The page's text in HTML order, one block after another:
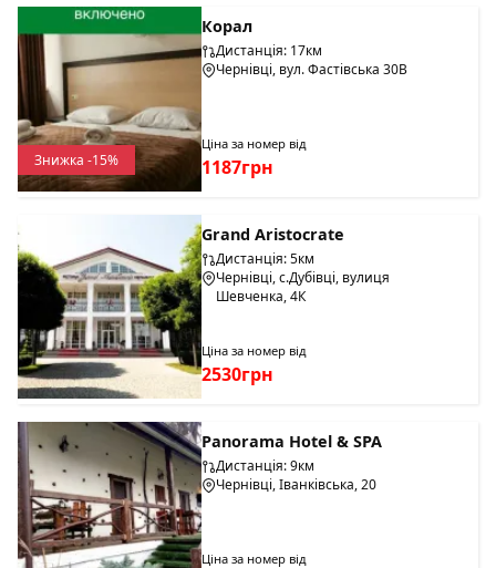
Знижка -15%
Корал
Дистанція: 17км
Чернівці, вул. Фастівська 30В
Ціна за номер від
1187грн
Grand Aristocrate
Дистанція: 5км
Чернівці, с.Дубівці, вулиця
Шевченка, 4К
Ціна за номер від
2530грн
Panorama Hotel & SPA
Дистанція: 9км
Чернівці, Іванківська, 20
Ціна за номер від